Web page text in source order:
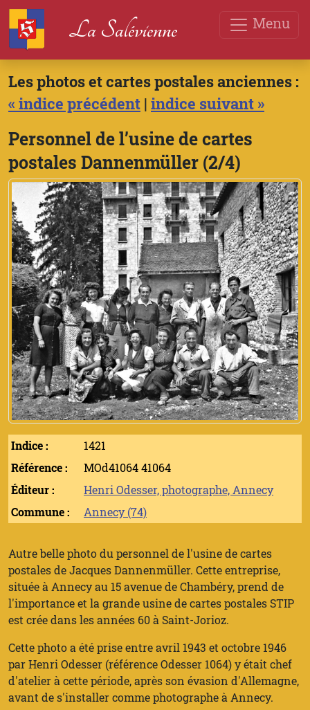
Menu
La Salévienne
Les photos et cartes postales anciennes :
« indice précédent | indice suivant »
Personnel de l’usine de cartes
postales Dannenmüller (2/4)
Indice :
1421
Référence :
MOd41064 41064
Éditeur :
Henri Odesser, photographe, Annecy
Commune :
Annecy (74)
Autre belle photo du personnel de l'usine de cartes
postales de Jacques Dannenmüller. Cette entreprise,
située à Annecy au 15 avenue de Chambéry, prend de
l'importance et la grande usine de cartes postales STIP
est crée dans les années 60 à Saint-Jorioz.
Cette photo a été prise entre avril 1943 et octobre 1946
par Henri Odesser (référence Odesser 1064) y était chef
d'atelier à cette période, après son évasion d'Allemagne,
avant de s'installer comme photographe à Annecy.